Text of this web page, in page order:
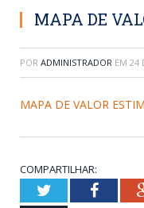
MAPA DE
POR ADMINISTRADOR EM 24
MAPA DE VALOR
COMPARTILHAR:
Twitter